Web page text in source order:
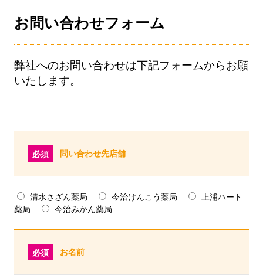
お問い合わせフォーム
弊社へのお問い合わせは下記フォームからお願
いたします。
必須 問い合わせ先店舗
清水さざん薬局 今治けんこう薬局
上浦ハート
薬局
今治みかん薬局
必須 お名前